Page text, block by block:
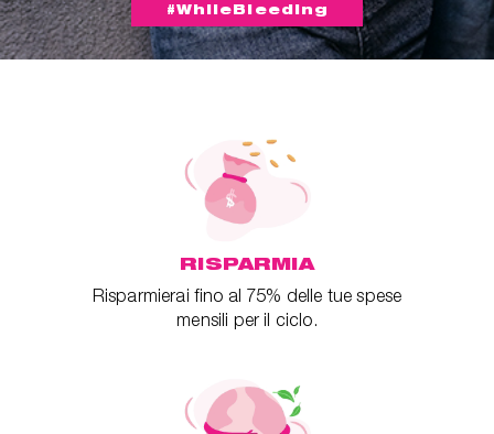
#WhileBleeding
RISPARMIA
Risparmierai fino al 75% delle tue spese
mensili per il ciclo.